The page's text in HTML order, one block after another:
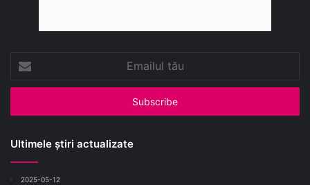
tău
Ultimele știri actualizate
2025-05-12